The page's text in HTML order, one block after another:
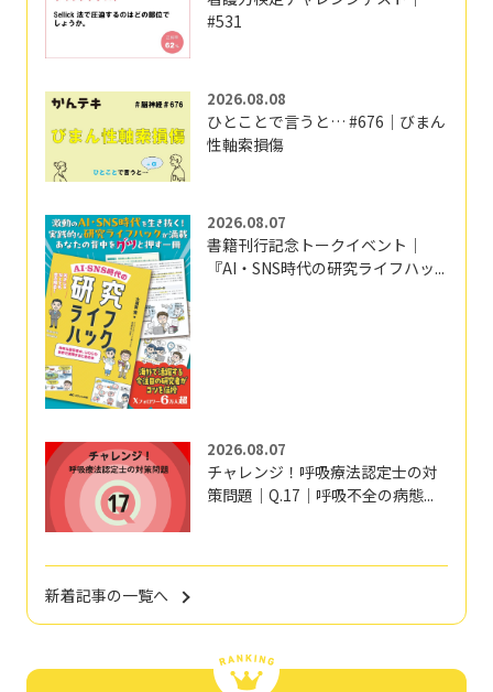
#531
2026.08.08
ひとことで言うと… #676｜びまん
性軸索損傷
2026.08.07
書籍刊行記念トークイベント｜
『AI・SNS時代の研究ライフハッ...
2026.08.07
チャレンジ！呼吸療法認定士の対
策問題｜Q.17｜呼吸不全の病態...
新着記事の一覧へ